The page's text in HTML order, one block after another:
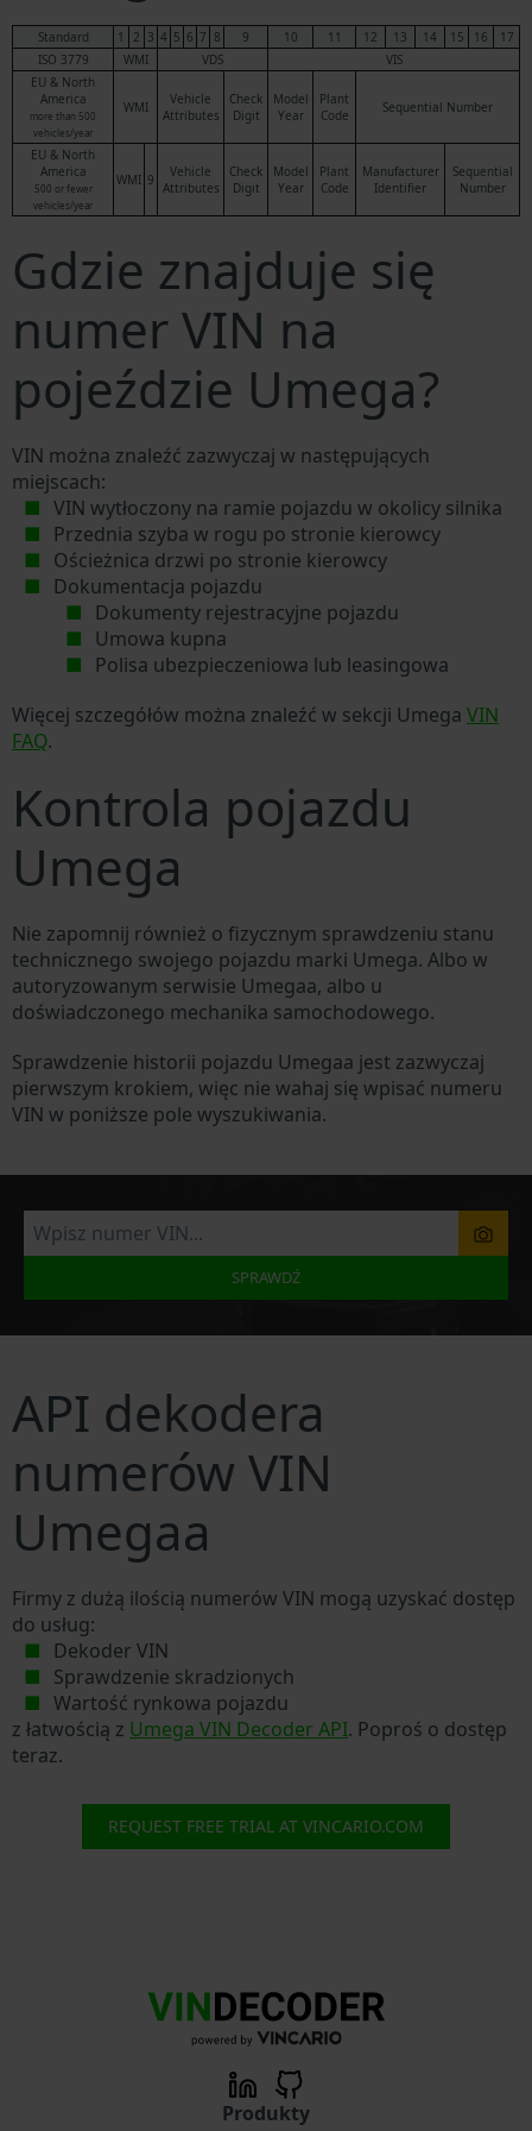
Standard 1 2 3 4 5 6 7 8 9 10 11 12 13 14 15 16
17
ISO 3779
WMI VDS
VIS
EU & North
America
more than 500
vehicles/year
WMI
Vehicle
Attributes
Check
Digit
Model
Year
Plant
Code
Sequential Number
EU & North
America
500 or fewer
vehicles/year
WMI 9
Vehicle
Attributes
Check
Digit
Model
Year
Plant
Code
Manufacturer
Identifier
Sequential
Number
Gdzie znajduje się
numer VIN na
pojeździe Umega?
VIN można znaleźć zazwyczaj w następujących
miejscach:
VIN wytłoczony na ramie pojazdu w okolicy silnika
Przednia szyba w rogu po stronie kierowcy
Ościeżnica drzwi po stronie kierowcy
Dokumentacja pojazdu
Dokumenty rejestracyjne pojazdu
Umowa kupna
Polisa ubezpieczeniowa lub leasingowa
Więcej szczegółów można znaleźć w sekcji Umega VIN
FAQ.
Kontrola pojazdu
Umega
Nie zapomnij również o fizycznym sprawdzeniu stanu
technicznego swojego pojazdu marki Umega. Albo w
autoryzowanym serwisie Umegaa, albo u
doświadczonego mechanika samochodowego.
Sprawdzenie historii pojazdu Umegaa jest zazwyczaj
pierwszym krokiem, więc nie wahaj się wpisać numeru
VIN w poniższe pole wyszukiwania.
SPRAWDŹ
API dekodera
numerów VIN
Umegaa
Firmy z dużą ilością numerów VIN mogą uzyskać dostęp
do usług:
Dekoder VIN
Sprawdzenie skradzionych
Wartość rynkowa pojazdu
z łatwością z Umega VIN Decoder API. Poproś o dostęp
teraz.
REQUEST FREE TRIAL AT VINCARIO.COM
Produkty